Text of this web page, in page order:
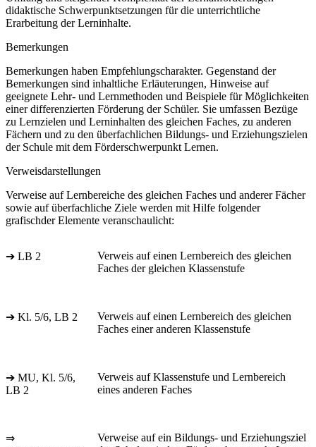
didaktische Schwerpunktsetzungen für die unterrichtliche
Erarbeitung der Lerninhalte.
Bemerkungen
Bemerkungen haben Empfehlungscharakter. Gegenstand der
Bemerkungen sind inhaltliche Erläuterungen, Hinweise auf
geeignete Lehr- und Lernmethoden und Beispiele für Möglichkeiten
einer differenzierten Förderung der Schüler. Sie umfassen Bezüge
zu Lernzielen und Lerninhalten des gleichen Faches, zu anderen
Fächern und zu den überfachlichen Bildungs- und Erziehungszielen
der Schule mit dem Förderschwerpunkt Lernen.
Verweisdarstellungen
Verweise auf Lernbereiche des gleichen Faches und anderer Fächer
sowie auf überfachliche Ziele werden mit Hilfe folgender
grafischder Elemente veranschaulicht:
➔ LB 2
Verweis auf einen Lernbereich des gleichen
Faches der gleichen Klassenstufe
➔ Kl. 5/6, LB 2
Verweis auf einen Lernbereich des gleichen
Faches einer anderen Klassenstufe
➔ MU, Kl. 5/6,
LB 2
Verweis auf Klassenstufe und Lernbereich
eines anderen Faches
⇒
Verweise auf ein Bildungs- und Erziehungsziel